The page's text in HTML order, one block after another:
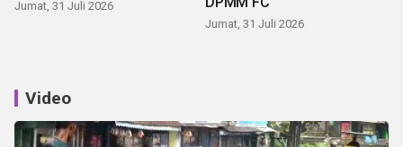
Jumat, 31 Juli 2026
Jumat, 31 Juli 2026
Video